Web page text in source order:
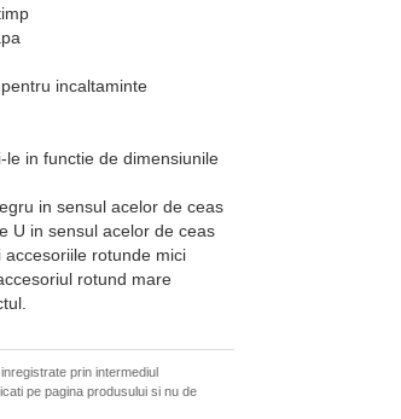
incaltaminte
in functie de dimensiunile
in sensul acelor de ceas
U in sensul acelor de ceas
rotunde mici
rotund mare
prin intermediul
pe pagina produsului si nu de